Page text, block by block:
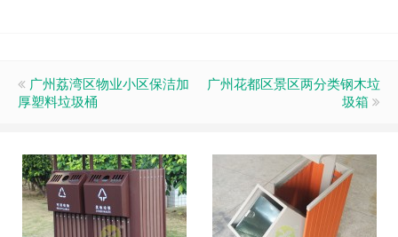
广州荔湾区物业小区保洁加
厚塑料垃圾桶
广州花都区景区两分类钢木垃
圾箱